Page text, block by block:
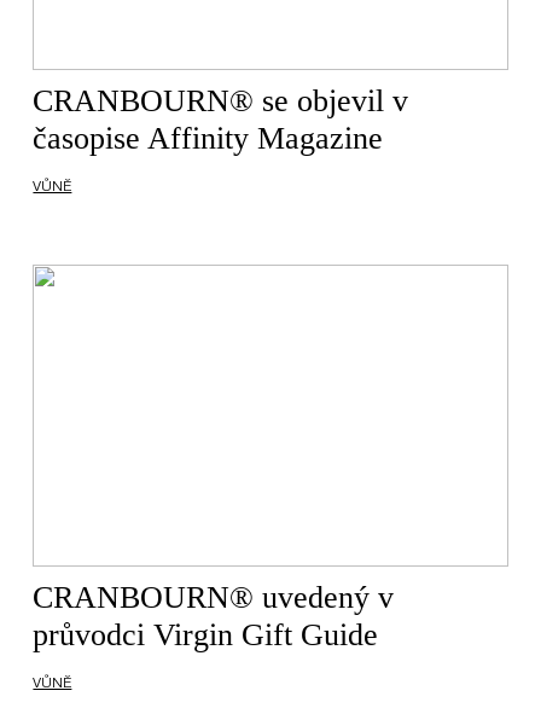
CRANBOURN® se objevil v
časopise Affinity Magazine
VŮNĚ
CRANBOURN® uvedený v
průvodci Virgin Gift Guide
VŮNĚ